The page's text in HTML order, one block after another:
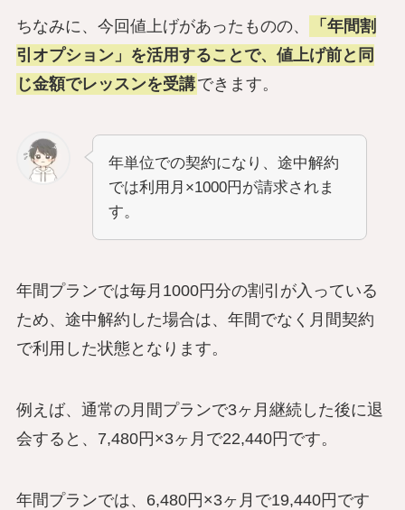
ちなみに、今回値上げがあったものの、
「年間割
引オプション」を活用することで、値上げ前と同
じ金額でレッスンを受講できます。
年単位での契約になり、途中解約
では利用月×1000円が請求されま
す。
年間プランでは毎月1000円分の割引が入っている
ため、途中解約した場合は、年間でなく月間契約
で利用した状態となります。
例えば、通常の月間プランで3ヶ月継続した後に退
会すると、7,480円×3ヶ月で22,440円です。
年間プランでは、6,480円×3ヶ月で19,440円です